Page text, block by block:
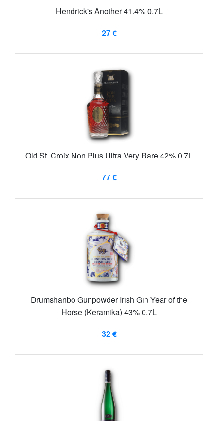
Hendrick's Another 41.4% 0.7L
27 €
Old St. Croix Non Plus Ultra Very Rare 42% 0.7L
77 €
Drumshanbo Gunpowder Irish Gin Year of the
Horse (Keramika) 43% 0.7L
32 €